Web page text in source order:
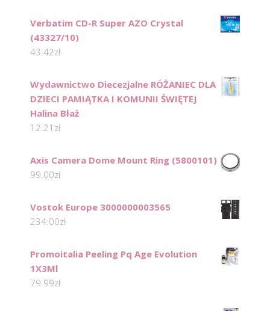
Verbatim CD-R Super AZO Crystal
(43327/10)
43.42zł
Wydawnictwo Diecezjalne RÓŻANIEC DLA
DZIECI PAMIĄTKA I KOMUNII ŚWIĘTEJ
Halina Błaż
12.21 zł
Axis Camera Dome Mount Ring (5800101)
99.00zł
Vostok Europe 3000000003565
234.00zł
Promoitalia Peeling Pq Age Evolution
1X3Ml
79.99zł